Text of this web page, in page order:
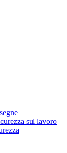
sul lavoro